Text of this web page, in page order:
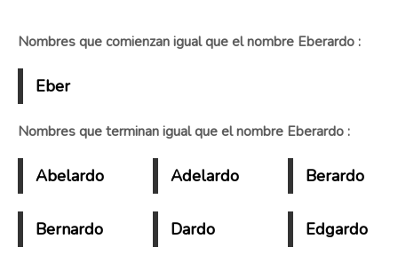
Nombres que comienzan igual que el nombre Eberardo :
Eber
Nombres que terminan igual que el nombre Eberardo :
Abelardo Adelardo Berardo
Bernardo Dardo Edgardo